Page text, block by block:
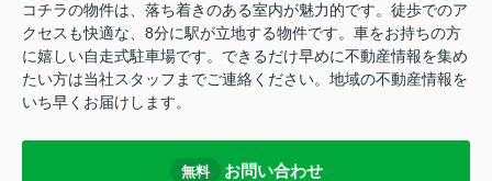
コチラの物件は、落ち着きのある室内が魅力的です。徒歩でのア
クセスも快適な、8分に駅が立地する物件です。車をお持ちの方
に嬉しい自走式駐車場です。できるだけ早めに不動産情報を集め
たい方は当社スタッフまでご連絡ください。地域の不動産情報を
いち早くお届けします。
無料 お問い合わせ